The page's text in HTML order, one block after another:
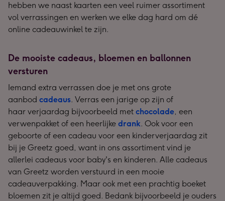
hebben we naast kaarten een veel ruimer assortiment
vol verrassingen en werken we elke dag hard om dé
online cadeauwinkel te zijn.
De mooiste cadeaus, bloemen en ballonnen
versturen
Iemand extra verrassen doe je met ons grote
aanbod cadeaus. Verras een jarige op zijn of
haar verjaardag bijvoorbeeld met chocolade, een
verwenpakket of een heerlijke drank. Ook voor een
geboorte of een cadeau voor een kinderverjaardag zit
bij je Greetz goed, want in ons assortiment vind je
allerlei cadeaus voor baby's en kinderen. Alle cadeaus
van Greetz worden verstuurd in een mooie
cadeauverpakking. Maar ook met een prachtig boeket
bloemen zit je altijd goed. Bedank bijvoorbeeld je ouders